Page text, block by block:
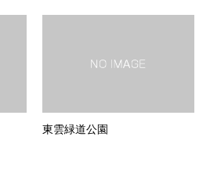
東雲緑道公園